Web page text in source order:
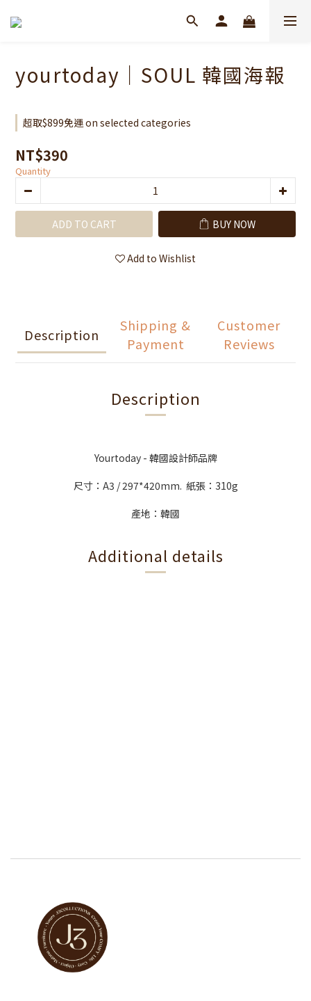
yourtoday｜SOUL 韓國海報
超取$899免運 on selected categories
NT$390
Quantity
ADD TO CART BUY NOW
Add to Wishlist
Description
Shipping &
Payment
Customer
Reviews
Description
Yourtoday - 韓國設計師品牌
尺寸：A3 / 297*420mm. 紙張：310g
產地：韓國
Additional details